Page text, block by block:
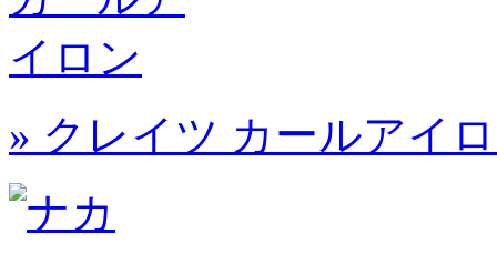
» クレイツ カールアイ